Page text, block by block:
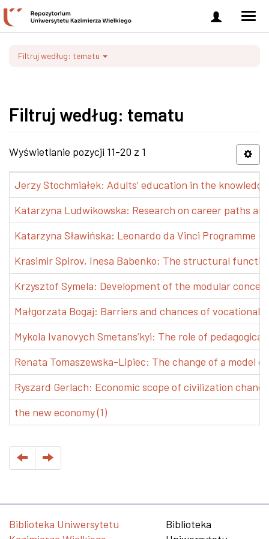
Zaloguj
się
Filtruj według: tematu
Filtruj według: tematu
Wyświetlanie pozycji 11-20 z 1
Jerzy Stochmiałek: Adults’ education in the
Katarzyna Ludwikowska: Research on career paths
Katarzyna Sławińska: Leonardo da Vinci Programme
Krasimir Spirov, Inesa Babenko: The structural
Krzysztof Symela: Development of the modular
Małgorzata Bogaj: Barriers and chances of vocational
Mykola Ivanovych Smetans’kyi: The role of
Renata Tomaszewska-Lipiec: The change of a model
Ryszard Gerlach: Economic scope of civilization
the new economy (1)
Biblioteka Uniwersytetu
Biblioteka